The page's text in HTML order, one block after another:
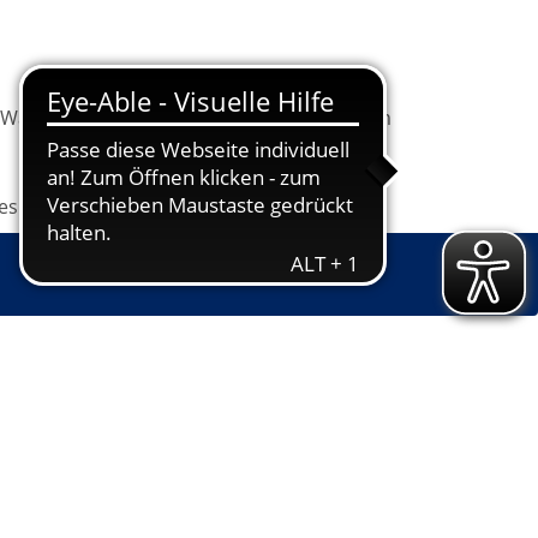
Warenkorb Information Programm
Grundbildung Jugendkunstschule